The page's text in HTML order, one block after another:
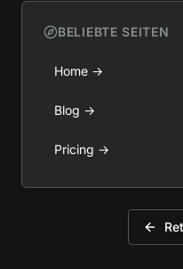
BELIEBTE SEITEN
Home →
Blog →
Pricing →